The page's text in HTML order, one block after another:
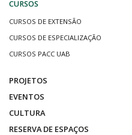
CURSOS
CURSOS DE EXTENSÃO
CURSOS DE ESPECIALIZAÇÃO
CURSOS PACC UAB
PROJETOS
EVENTOS
CULTURA
RESERVA DE ESPAÇOS